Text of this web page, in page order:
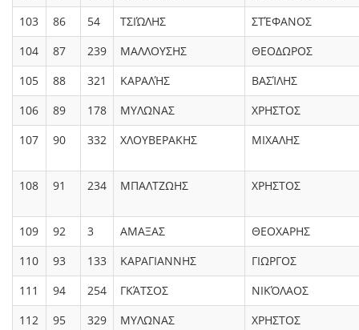
103
86 54 ΤΣΙΏΛΗΣ
ΣΤΈΦΑΝΟΣ
104
87 239 ΜΑΛΛΟΥΣΗΣ
ΘΕΟΔΩΡΟΣ
105
88 321 ΚΑΡΑΛΉΣ
ΒΑΣΊΛΗΣ
106
89 178 ΜΥΛΩΝΑΣ
ΧΡΗΣΤΟΣ
107
90 332 ΧΛΟΥΒΕΡΑΚΗΣ ΜΙΧΑΛΗΣ
108 91 234 ΜΠΑΛΤΖΩΗΣ ΧΡΗΣΤΟΣ
109 92 3 ΑΜΑΞΑΣ
ΘΕΟΧΑΡΗΣ
110
93 133 ΚΑΡΑΓΙΑΝΝΗΣ
ΓΙΩΡΓΟΣ
111
94 254 ΓΚΆΤΣΟΣ
ΝΙΚΌΛΑΟΣ
112
95 329 ΜΥΛΩΝΑΣ
ΧΡΗΣΤΟΣ